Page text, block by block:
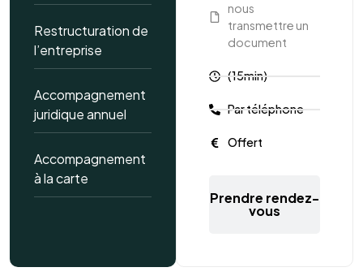
Restructuration de
l’entreprise
Accompagnement
juridique annuel
Accompagnement
à la carte
nous
transmettre un
document
(15min)
Par téléphone
Offert
Prendre rendez-
vous